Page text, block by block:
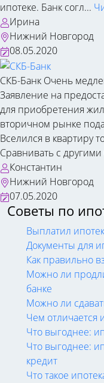
ипотеке. Банк согл...
Ирина
Нижний Новгород
08.05.2020
СКБ-Банк Очень
Заявление на
для приобретения
вторичном рынке
Вселился в квартиру
Сравнивать с
Константин
Нижний Новгород
07.05.2020
Советы по
Выплатил
Документы для
Как правильно
Можно ли
банке
Можно ли
Чем отличается
Что выгоднее:
Что выгоднее:
кредит
Что такое